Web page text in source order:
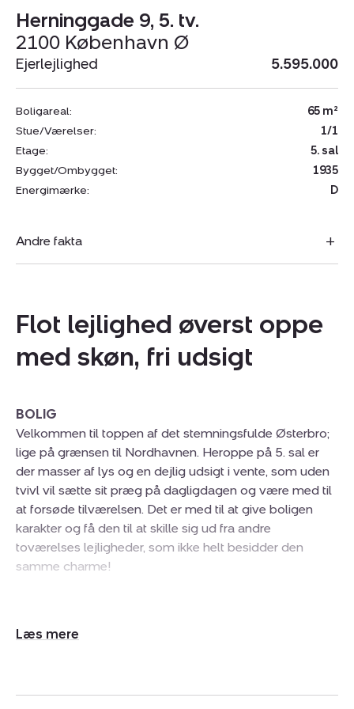
Herninggade 9, 5. tv.
2100 København Ø
Ejerlejlighed 5.595.000
Boligareal:
65 m²
Stue/Værelser:
1/1
Etage:
5. sal
Bygget/Ombygget:
1935
Energimærke:
D
Andre fakta
Flot lejlighed øverst oppe
med skøn, fri udsigt
BOLIG
Velkommen til toppen af det stemningsfulde Østerbro;
lige på grænsen til Nordhavnen. Heroppe på 5. sal er
der masser af lys og en dejlig udsigt i vente, som uden
tvivl vil sætte sit præg på dagligdagen og være med til
at forsøde tilværelsen. Det er med til at give boligen
karakter og få den til at skille sig ud fra andre
toværelses lejligheder, som ikke helt besidder den
samme charme!
hele vejen rund, stort køkken alrum med direkte udgang
soveværelset kan man slå døren op til en fransk altan